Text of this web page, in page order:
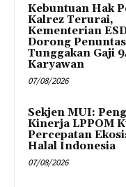
Kebuntuan Hak
Kalrez Terurai,
Kementerian
Dorong
Tunggakan Gaji
Karyawan
07/08/2026
Sekjen MUI:
Kinerja LPPOM
Percepatan
Halal Indonesia
07/08/2026